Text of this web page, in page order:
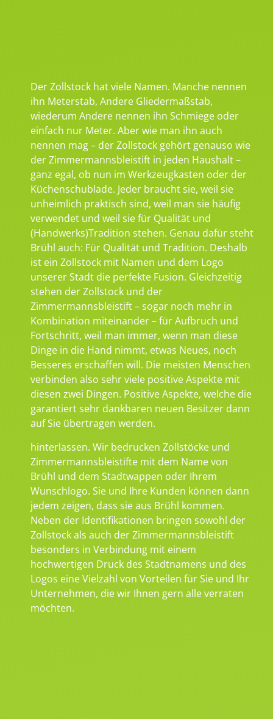
Der Zollstock hat viele Namen. Manche nennen
ihn Meterstab, Andere Gliedermaßstab,
wiederum Andere nennen ihn Schmiege oder
einfach nur Meter. Aber wie man ihn auch
nennen mag – der Zollstock gehört genauso wie
der Zimmermannsbleistift in jeden Haushalt –
ganz egal, ob nun im Werkzeugkasten oder der
Küchenschublade. Jeder braucht sie, weil sie
unheimlich praktisch sind, weil man sie häufig
verwendet und weil sie für Qualität und
(Handwerks)Tradition stehen. Genau dafür steht
Brühl auch: Für Qualität und Tradition. Deshalb
ist ein Zollstock mit Namen und dem Logo
unserer Stadt die perfekte Fusion. Gleichzeitig
stehen der Zollstock und der
Zimmermannsbleistift – sogar noch mehr in
Kombination miteinander – für Aufbruch und
Fortschritt, weil man immer, wenn man diese
Dinge in die Hand nimmt, etwas Neues, noch
Besseres erschaffen will. Die meisten Menschen
verbinden also sehr viele positive Aspekte mit
diesen zwei Dingen. Positive Aspekte, welche die
garantiert sehr dankbaren neuen Besitzer dann
auf Sie übertragen werden.
hinterlassen. Wir bedrucken Zollstöcke und
Zimmermannsbleistifte mit dem Name von
Brühl und dem Stadtwappen oder Ihrem
Wunschlogo. Sie und Ihre Kunden können dann
jedem zeigen, dass sie aus Brühl kommen.
Neben der Identifikationen bringen sowohl der
Zollstock als auch der Zimmermannsbleistift
besonders in Verbindung mit einem
hochwertigen Druck des Stadtnamens und des
Logos eine Vielzahl von Vorteilen für Sie und Ihr
Unternehmen, die wir Ihnen gern alle verraten
möchten.